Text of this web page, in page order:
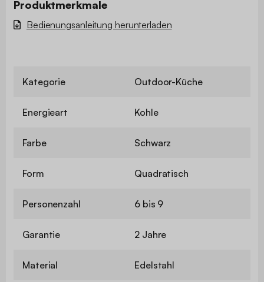
Produktmerkmale
Bedienungsanleitung herunterladen
Kategorie Outdoor-Küche
Energieart Kohle
Farbe Schwarz
Form Quadratisch
Personenzahl 6 bis 9
Garantie 2 Jahre
Material Edelstahl